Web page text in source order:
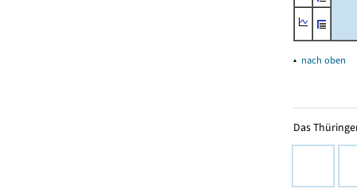
▴ nach oben
Das